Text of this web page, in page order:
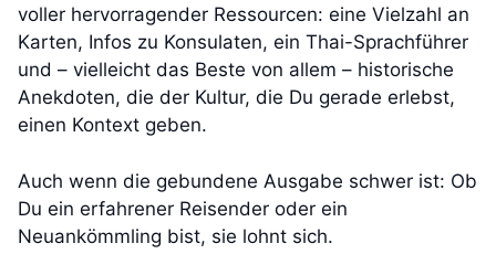
voller hervorragender Ressourcen: eine Vielzahl an
Karten, Infos zu Konsulaten, ein Thai-Sprachführer
und – vielleicht das Beste von allem – historische
Anekdoten, die der Kultur, die Du gerade erlebst,
einen Kontext geben.
Auch wenn die gebundene Ausgabe schwer ist: Ob
Du ein erfahrener Reisender oder ein
Neuankömmling bist, sie lohnt sich.